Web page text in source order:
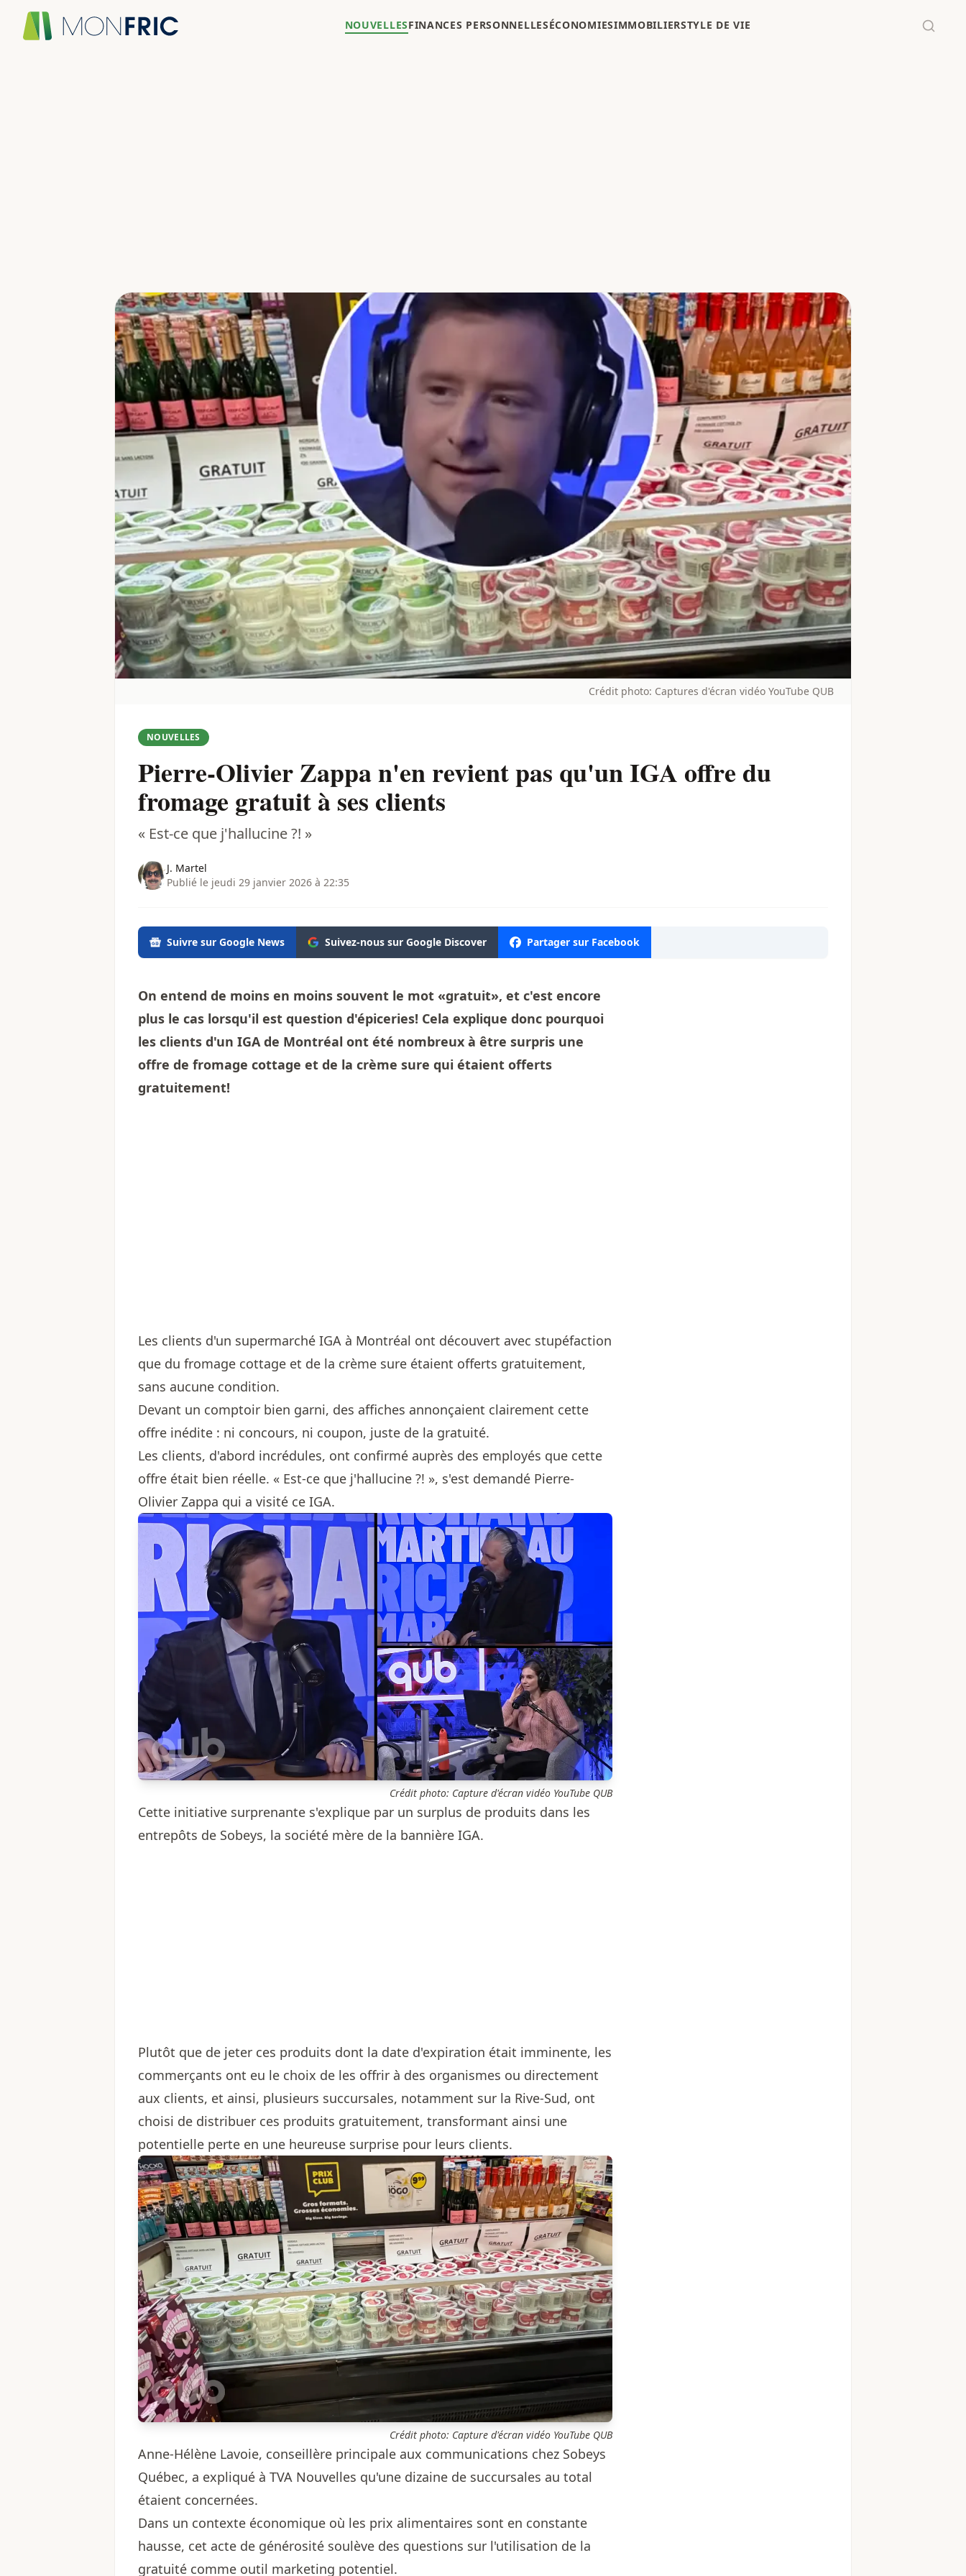
NOUVELLESFINANCES PERSONNELLESÉCONOMIESIMMOBILIERSTYLE DE VIE
Crédit photo: Captures d'écran vidéo YouTube QUB
NOUVELLES
Pierre-Olivier Zappa n'en revient pas qu'un IGA offre du
fromage gratuit à ses clients
« Est-ce que j'hallucine ?! »
J. Martel
Publié le jeudi 29 janvier 2026 à 22:35
Suivre sur Google News Suivez-nous sur Google Discover Partager sur Facebook
On entend de moins en moins souvent le mot «gratuit», et c'est encore
plus le cas lorsqu'il est question d'épiceries! Cela explique donc pourquoi
les clients d'un IGA de Montréal ont été nombreux à être surpris une
offre de fromage cottage et de la crème sure qui étaient offerts
gratuitement!
Les clients d'un supermarché IGA à Montréal ont découvert avec stupéfaction
que du fromage cottage et de la crème sure étaient offerts gratuitement,
sans aucune condition.
Devant un comptoir bien garni, des affiches annonçaient clairement cette
offre inédite : ni concours, ni coupon, juste de la gratuité.
Les clients, d'abord incrédules, ont confirmé auprès des employés que cette
offre était bien réelle. « Est-ce que j'hallucine ?! », s'est demandé Pierre-
Olivier Zappa qui a visité ce IGA.
Crédit photo: Capture d'écran vidéo YouTube QUB
Cette initiative surprenante s'explique par un surplus de produits dans les
entrepôts de Sobeys, la société mère de la bannière IGA.
Plutôt que de jeter ces produits dont la date d'expiration était imminente, les
commerçants ont eu le choix de les offrir à des organismes ou directement
aux clients, et ainsi, plusieurs succursales, notamment sur la Rive-Sud, ont
choisi de distribuer ces produits gratuitement, transformant ainsi une
potentielle perte en une heureuse surprise pour leurs clients.
Crédit photo: Capture d'écran vidéo YouTube QUB
Anne-Hélène Lavoie, conseillère principale aux communications chez Sobeys
Québec, a expliqué à TVA Nouvelles qu'une dizaine de succursales au total
étaient concernées.
Dans un contexte économique où les prix alimentaires sont en constante
hausse, cet acte de générosité soulève des questions sur l'utilisation de la
gratuité comme outil marketing potentiel.